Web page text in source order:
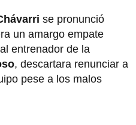
se pronunció
un amargo empate
entrenador de la
, descartara renunciar a
pese a los malos